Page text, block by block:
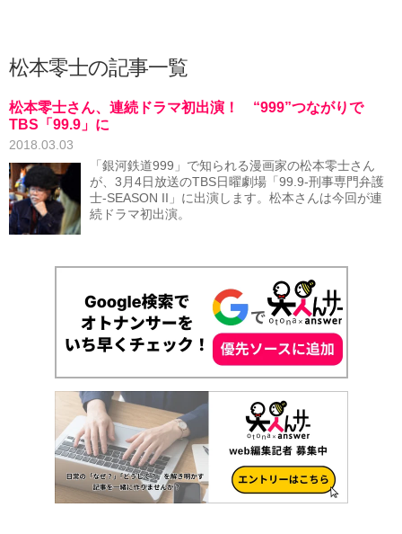
松本零士の記事一覧
松本零士さん、連続ドラマ初出演！ “999”つながりで
TBS「99.9」に
2018.03.03
「銀河鉄道999」で知られる漫画家の松本零士さん
が、3月4日放送のTBS日曜劇場「99.9-刑事専門弁護
士-SEASON II」に出演します。松本さんは今回が連
続ドラマ初出演。